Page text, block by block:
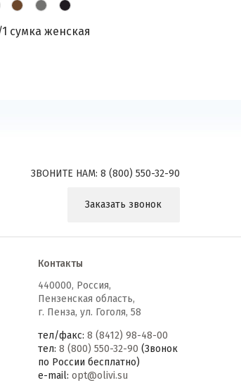
1 сумка женская
ЗВОНИТЕ НАМ: 8 (800) 550-32-90
Заказать звонок
Контакты
440000, Россия,
Пензенская область,
г. Пенза, ул. Гоголя, 58
тел/факс:8 (8412) 98-48-00
тел:8 (800) 550-32-90 (Звонок
по России бесплатно)
e-mail:opt@olivi.su